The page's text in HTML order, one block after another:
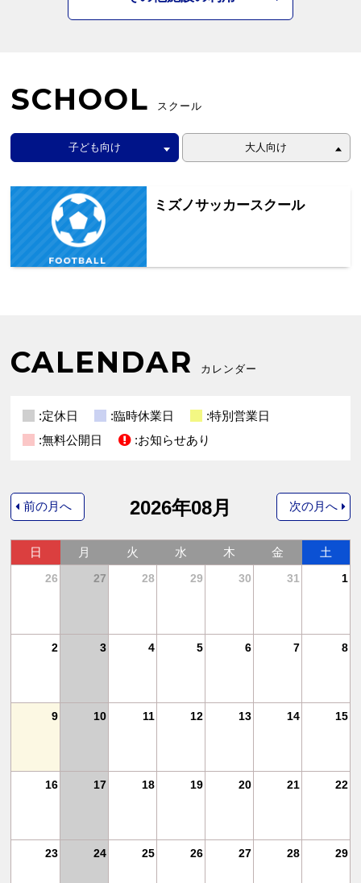
SCHOOL スクール
子ども向け 大人向け
ミズノサッカースクール
CALENDAR カレンダー
:定休日 :臨時休業日
:特別営業日
:無料公開日
:お知らせあり
前の月へ 2026年08月
日 月 火 水 木 金 土
26 27 28 29 30 31 1
2 3 4 5 6 7 8
9 10 11 12 13 14 15
16 17 18 19 20 21 22
23 24 25 26 27 28 29
次の月へ